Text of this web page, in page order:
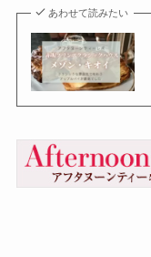
あわせて読みたい